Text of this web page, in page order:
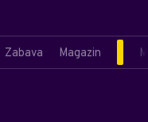
Zabava Magazin